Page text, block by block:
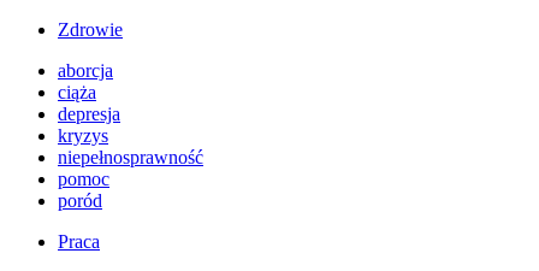
Zdrowie
aborcja
ciąża
depresja
kryzys
niepełnosprawność
pomoc
poród
Praca